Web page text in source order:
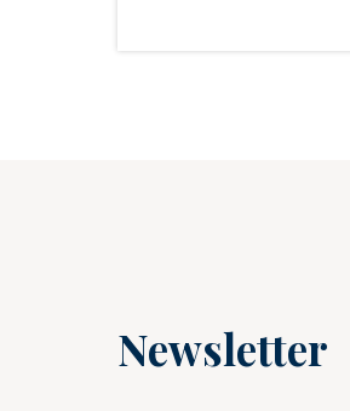
Newsletter